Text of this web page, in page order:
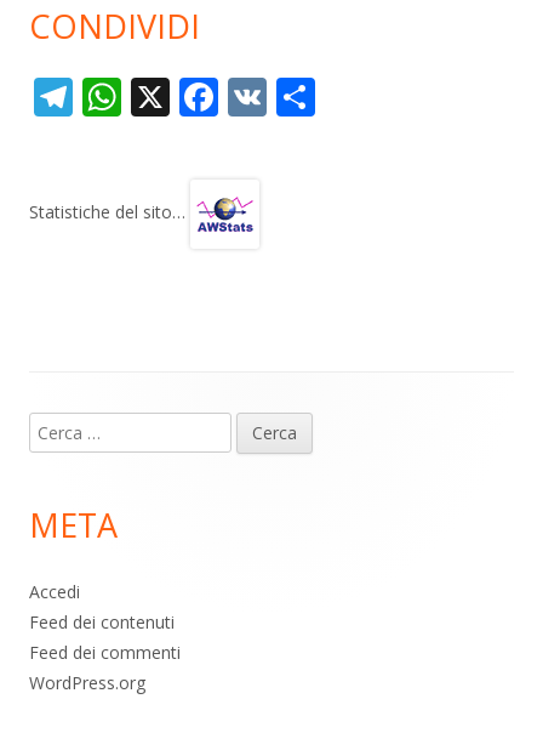
CONDIVIDI
T
gr
W
s
X F
b
V
Statistiche del sito…
piè
pagina
Ricerca
per:
META
Accedi
Feed dei contenuti
Feed dei commenti
WordPress.org